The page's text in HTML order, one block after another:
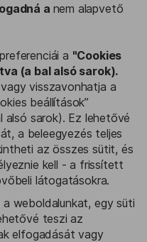
a nem alapvető
a "Cookies
(a bal alsó sarok).
visszavonhatja a
beállítások”
sarok). Ez lehetővé
a beleegyezés teljes
az összes sütit, és
kell - a frissített
látogatásokra.
weboldalunkat, egy süti
teszi az
elfogadását vagy